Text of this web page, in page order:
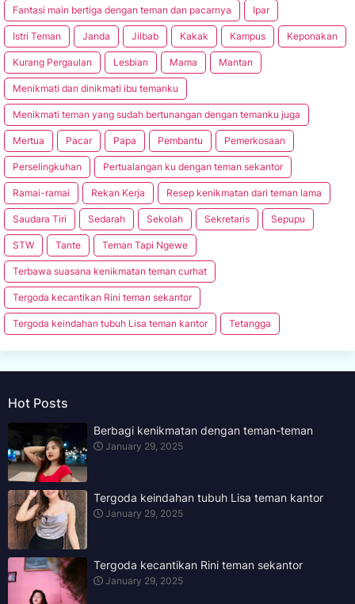
Fantasi main bertiga dengan teman dan pacarnya Ipar
Istri Teman Janda Jilbab Kakak Kampus Keponakan
Kurang Pergaulan Lesbian Mama Mantan
Menikmati dan dinikmati ibu temanku
Menikmati teman yang sudah bertunangan dengan temanku juga
Mertua Pacar Papa Pembantu Pemerkosaan
Perselingkuhan Pertualangan ku dengan teman sekantor
Ramai-ramai Rekan Kerja Resep kenikmatan dari teman lama
Saudara Tiri Sedarah Sekolah Sekretaris Sepupu
STW Tante Teman Tapi Ngewe
Terbawa suasana kenikmatan teman curhat
Tergoda kecantikan Rini teman sekantor
Tergoda keindahan tubuh Lisa teman kantor Tetangga
Hot Posts
Berbagi kenikmatan dengan teman-teman
January 29, 2025
Tergoda keindahan tubuh Lisa teman kantor
January 29, 2025
Tergoda kecantikan Rini teman sekantor
January 29, 2025